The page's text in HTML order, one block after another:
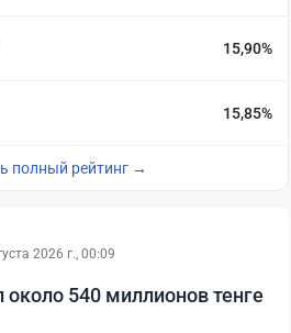
15,90%
15,85%
полный рейтинг →
2026 г., 00:09
540 миллионов тенге